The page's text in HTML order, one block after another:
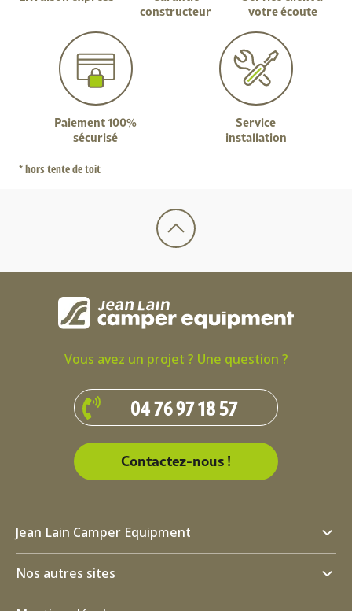
* hors tente de toit
constructeur
votre écoute
Paiement 100%
sécurisé
Service
installation
Vous avez un projet ? Une question ?
04 76 97 18 57
Contactez-nous !
Jean Lain Camper Equipment
Nos autres sites